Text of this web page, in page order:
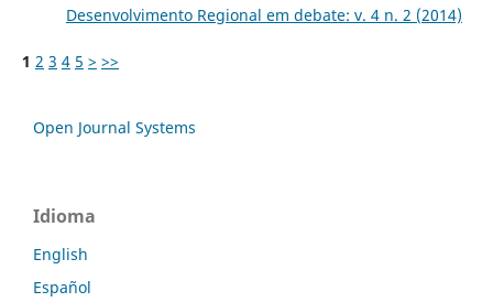
Desenvolvimento Regional em debate: v. 4 n. 2 (2014)
1 2 3 4 5 > >>
Open Journal Systems
Idioma
English
Español